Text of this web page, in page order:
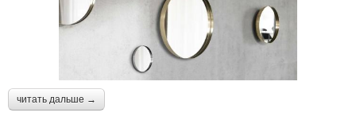
читать дальше →